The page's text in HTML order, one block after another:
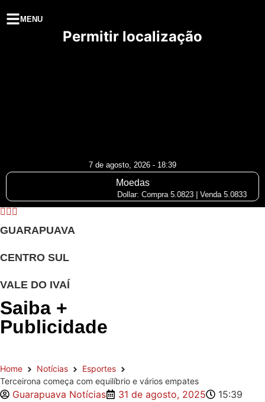
MENU
Permitir localização
7 de agosto, 2026 - 18:39
Moedas
Dollar: Compra 5.0823 | Venda 5.0833
GUARAPUAVA
CENTRO SUL
VALE DO IVAÍ
Saiba +
Publicidade
Home Notícias
Esportes
Terceirona começa com equilíbrio e vários empates
Guarapuava Notícias 31 de agosto, 2025
15:39